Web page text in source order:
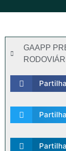
GAAPP